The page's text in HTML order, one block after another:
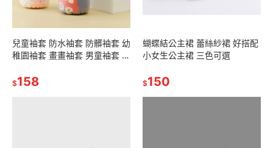
兒童袖套 防水袖套 防髒袖套 幼
稚園袖套 畫畫袖套 男童袖套 女
$158
蝴蝶結公主裙 蕾絲紗裙 好搭配
小女生公主裙 三色可選
$150